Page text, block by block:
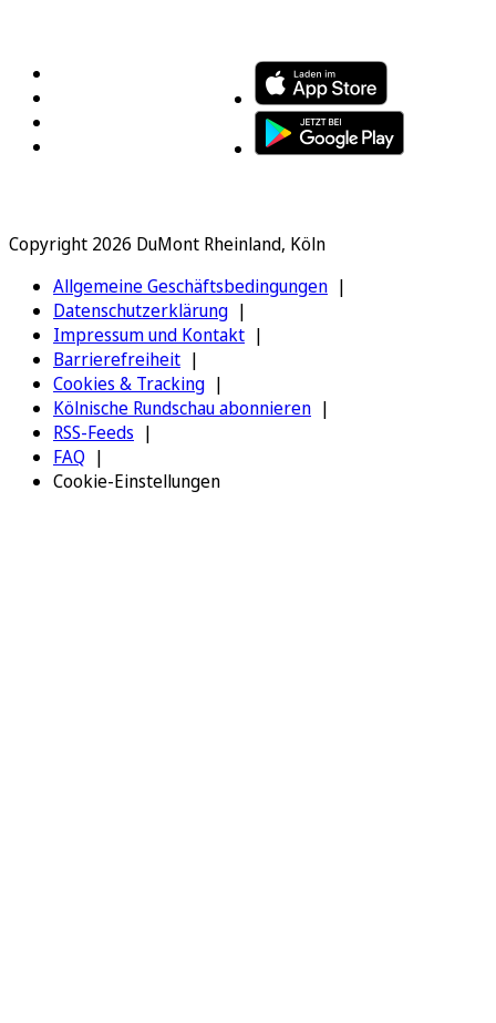
Copyright 2026 DuMont Rheinland, Köln
Allgemeine Geschäftsbedingungen
Datenschutzerklärung
Impressum und Kontakt
Barrierefreiheit
Cookies & Tracking
Kölnische Rundschau abonnieren
RSS-Feeds
FAQ
Cookie-Einstellungen